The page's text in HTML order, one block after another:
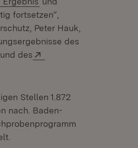
fortsetzen“,
Peter Hauk,
des
(Öffnet in neuem Fenster)
und des
Stellen 1.872
nach. Baden-